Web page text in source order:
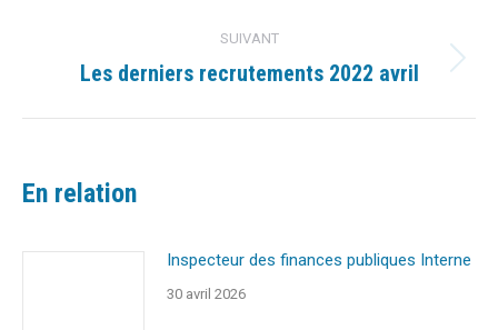
:
SUIVANT
Article
Les derniers recrutements 2022 avril
En relation
Inspecteur des finances publiques Interne
30 avril 2026